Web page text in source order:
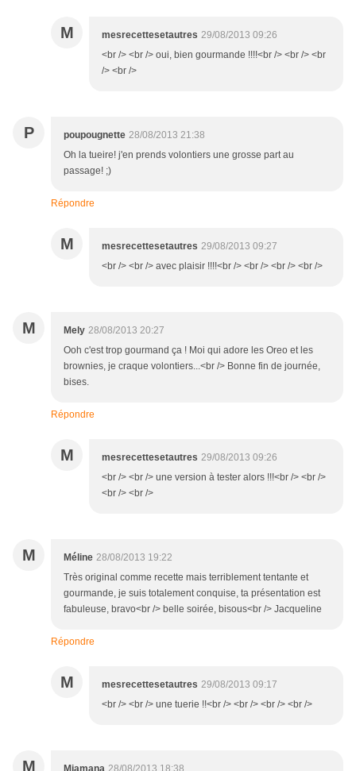
M mesrecettesetautres 29/08/2013 09:26
<br /> <br /> oui, bien gourmande !!!!<br /> <br /> <br
/> <br />
P poupougnette 28/08/2013 21:38
Oh la tueire! j'en prends volontiers une grosse part au
passage! ;)
Répondre
M mesrecettesetautres 29/08/2013 09:27
<br /> <br /> avec plaisir !!!!<br /> <br /> <br /> <br />
M Mely 28/08/2013 20:27
Ooh c'est trop gourmand ça ! Moi qui adore les Oreo et les
brownies, je craque volontiers...<br /> Bonne fin de journée,
bises.
Répondre
M mesrecettesetautres 29/08/2013 09:26
<br /> <br /> une version à tester alors !!!<br /> <br />
<br /> <br />
M Méline 28/08/2013 19:22
Très original comme recette mais terriblement tentante et
gourmande, je suis totalement conquise, ta présentation est
fabuleuse, bravo<br /> belle soirée, bisous<br /> Jacqueline
Répondre
M mesrecettesetautres 29/08/2013 09:17
<br /> <br /> une tuerie !!<br /> <br /> <br /> <br />
M Miamana 28/08/2013 18:38